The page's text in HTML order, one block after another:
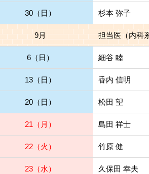
30（日） 杉本 弥子
9月 担当医（内科
6（日） 細谷 睦
13（日） 香内 信明
20（日） 松田 望
21（月） 島田 祥士
22（火） 竹原 健
23（水） 久保田 幸夫